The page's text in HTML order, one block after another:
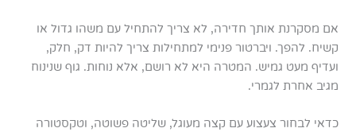
אם מסקרנת אותך חדירה, לא צריך להתחיל עם משהו גדול או
קשיח. להפך. ויברטור פנימי למתחילות צריך להיות דק, חלק,
ועדיף מעט גמיש. המטרה היא לא רושם, אלא נוחות. גוף שנינוח
מגיב אחרת לגמרי.
כדאי לבחור צעצוע עם קצה מעוגל, שליטה פשוטה, וטקסטורה